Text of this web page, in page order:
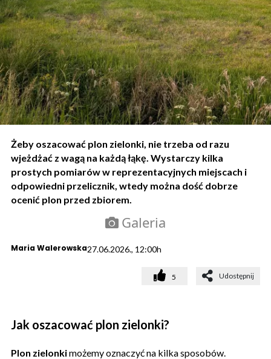
Żeby oszacować plon zielonki, nie trzeba od razu
wjeżdżać z wagą na każdą łąkę. Wystarczy kilka
prostych pomiarów w reprezentacyjnych miejscach i
odpowiedni przelicznik, wtedy można dość dobrze
ocenić plon przed zbiorem.
Galeria
Maria Walerowska27.06.2026., 12:00h
5 Udostępnij
Jak oszacować plon zielonki?
Plon zielonkimożemy oznaczyć na kilka sposobów.